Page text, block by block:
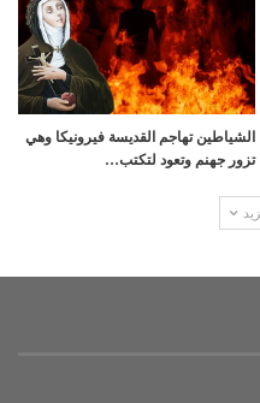
الشياطين تهاجم القديسة فيرونيكا وهي
تزور جهنم وتعود لتكتب…